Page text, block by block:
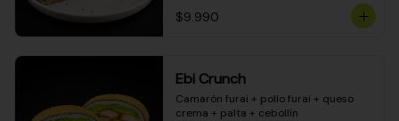
$9.990
Ebi Crunch
Camarón furai + pollo furai + queso
crema + palta + cebollín